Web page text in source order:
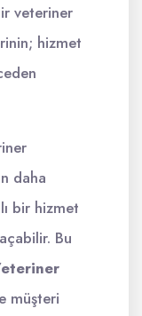
veteriner
hizmet
daha
bir hizmet
Bu
müşteri